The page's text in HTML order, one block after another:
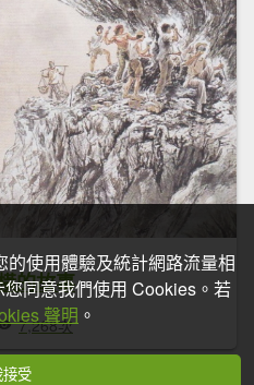
的故事
7,268次
使用體驗及統計網路流量相
同意我們使用 Cookies。若
聲明 。
接受